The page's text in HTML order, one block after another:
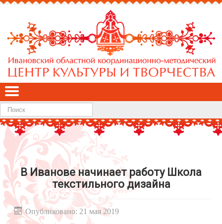
Найти
В Иванове начинает работу Школа
текстильного дизайна
Опубликовано: 21 мая 2019